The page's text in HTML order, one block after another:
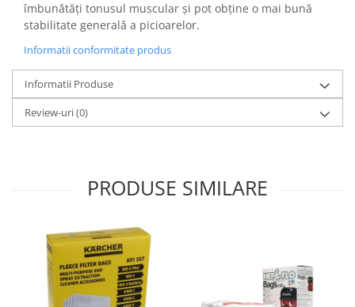
Imbracaminte barbati
Imbracaminte femei
Imbracaminte si Incaltaminte copii
Incaltaminte barbati
Incaltaminte femei
Ochelari de soare
Birotica & Papetarie
Accesorii aparate de ras electrice
Accesorii aparate hair styling
Aparate & Accesorii ingrijire
personala
îmbunătăți tonusul muscular și pot obține o mai bună
stabilitate generală a picioarelor.
Informatii conformitate produs
Informatii Produse
Review-uri(0)
PRODUSE SIMILARE